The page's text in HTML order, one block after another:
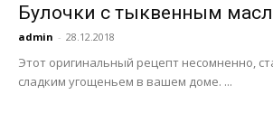
Булочки с тыквенным
admin - 28.12.2018
Этот оригинальный рецепт несомненно,
сладким угощеньем в вашем доме. ...